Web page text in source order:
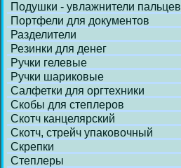
Подушки - увлажнители пальцев
Портфели для документов
Разделители
Резинки для денег
Ручки гелевые
Ручки шариковые
Салфетки для оргтехники
Скобы для степлеров
Скотч канцелярский
Скотч, стрейч упаковочный
Скрепки
Степлеры